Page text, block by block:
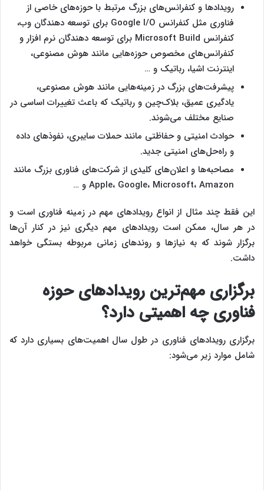
رویدادها و کنفرانس‌های بزرگ مرتبط با حوزه‌های خاصی از
فناوری مثل کنفرانس Google I/O برای توسعه دهندگان وب،
کنفرانس Microsoft Build برای توسعه‌ دهندگان نرم ‌افزار و
کنفرانس‌های مخصوص حوزه‌هایی مانند هوش مصنوعی،
اینترنت اشیا، رباتیک و …
پیشرفت‌های بزرگ در زمینه‌هایی مانند هوش مصنوعی،
یادگیری عمیق، بلاک‌چین و رباتیک که باعث تغییرات اساسی در
صنایع مختلف می‌شوند.
حوادث امنیتی و حفاظتی مانند حملات سایبری، نفوذهای داده
و راه‌حل‌های امنیتی جدید.
مصاحبه‌ها و اعلان‌های کلیدی از شرکت‌های فناوری بزرگ مانند
Apple، Google، Microsoft، Amazon و …
این فقط چند مثال از انواع رویدادهای مهم در زمینه فناوری است و
در هر سال، ممکن است رویدادهای مهم دیگری نیز در کنار آن‌ها
برگزار شوند که به نیازها و روند‌های زمانی مربوطه بستگی خواهد
داشت.
برگزاری مهم‌‌‌ترین رویدادهای حوزه
فناوری چه اهمیتی دارد؟
برگزاری رویدادهای فناوری در طول سال اهمیت‌های بسیاری دارد که
شامل موارد زیر می‌شود: